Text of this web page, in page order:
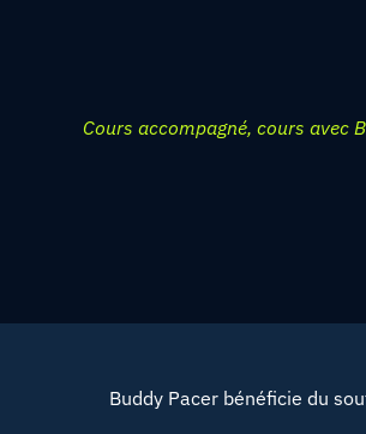
Cours accompagné, cours avec
Buddy Pacer bénéficie du